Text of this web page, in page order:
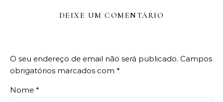
DEIXE UM COMENTÁRIO
O seu endereço de email não será publicado. Campos
obrigatórios marcados com *
Nome *